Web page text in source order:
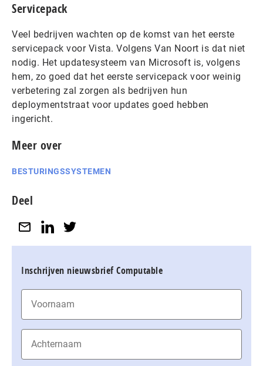
Servicepack
Veel bedrijven wachten op de komst van het eerste
servicepack voor Vista. Volgens Van Noort is dat niet
nodig. Het updatesysteem van Microsoft is, volgens
hem, zo goed dat het eerste servicepack voor weinig
verbetering zal zorgen als bedrijven hun
deploymentstraat voor updates goed hebben
ingericht.
Meer over
BESTURINGSSYSTEMEN
Deel
Inschrijven nieuwsbrief Computable